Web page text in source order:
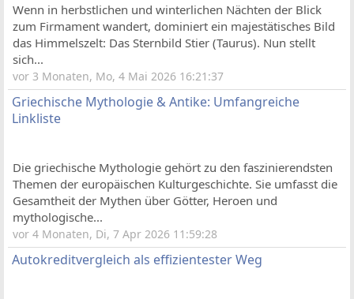
Wenn in herbstlichen und winterlichen Nächten der Blick
zum Firmament wandert, dominiert ein majestätisches Bild
das Himmelszelt: Das Sternbild Stier (Taurus). Nun stellt
sich...
vor 3 Monaten, Mo, 4 Mai 2026 16:21:37
Griechische Mythologie & Antike: Umfangreiche
Linkliste
Die griechische Mythologie gehört zu den faszinierendsten
Themen der europäischen Kulturgeschichte. Sie umfasst die
Gesamtheit der Mythen über Götter, Heroen und
mythologische...
vor 4 Monaten, Di, 7 Apr 2026 11:59:28
Autokreditvergleich als effizientester Weg